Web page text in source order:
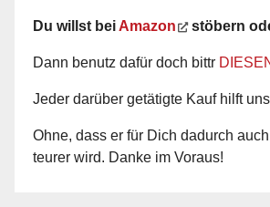
Du willst beiAmazon stöbern
Dann benutz dafür doch bittr
Jeder darüber getätigte Kauf hilft
Ohne, dass er für Dich dadurch
teurer wird. Danke im Voraus!